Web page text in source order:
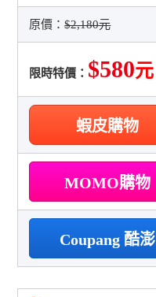
原價：$2,180元
限時特價： $580元
蝦皮購物
MOMO購物
Coupang 酷澎